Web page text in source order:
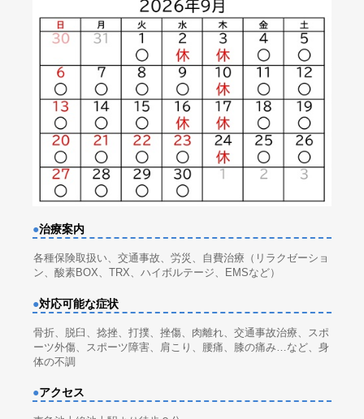
●治療案内
各種保険取扱い、交通事故、労災、自費治療（リラクゼーショ
ン、酸素BOX、TRX、ハイボルテージ、EMSなど）
●対応可能な症状
骨折、脱臼、捻挫、打撲、挫傷、肉離れ、交通事故治療、スポ
ーツ外傷、スポーツ障害、肩こり、腰痛、膝の痛み…など、身
体の不調
●アクセス